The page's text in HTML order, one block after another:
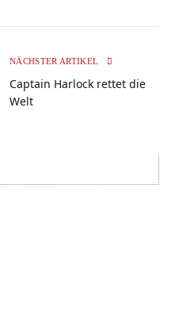
NÄCHSTER ARTIKEL
Captain Harlock rettet die
Welt